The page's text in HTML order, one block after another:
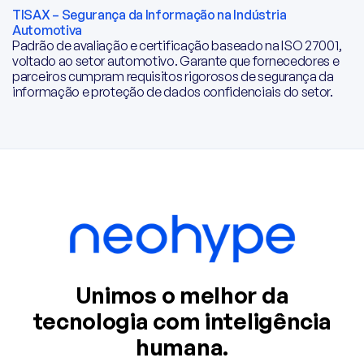
TISAX – Segurança da Informação na Indústria
Automotiva
Padrão de avaliação e certificação baseado na ISO 27001,
voltado ao setor automotivo. Garante que fornecedores e
parceiros cumpram requisitos rigorosos de segurança da
informação e proteção de dados confidenciais do setor.
Unimos o melhor da
tecnologia com inteligência
humana.